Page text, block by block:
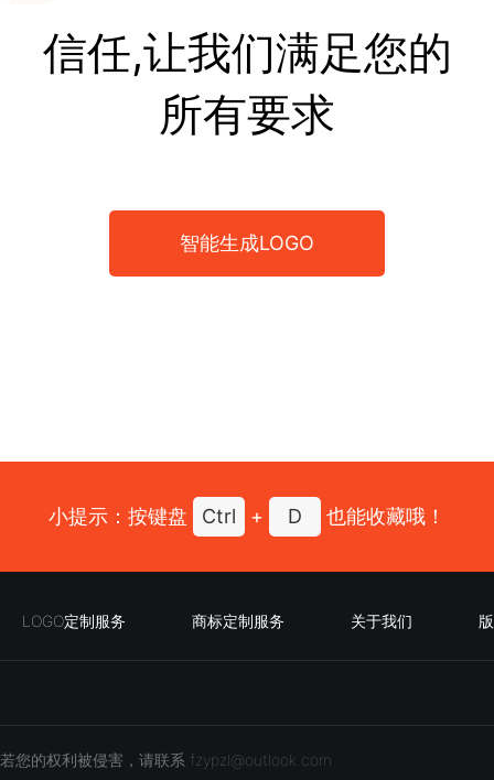
信任,让我们满足您的
所有要求
智能生成LOGO
小提示：按键盘 Ctrl + D 也能收藏哦！
LOGO定制服务 商标定制服务 关于我们
您的权利被侵害，请联系 fzypzl@outlook.com